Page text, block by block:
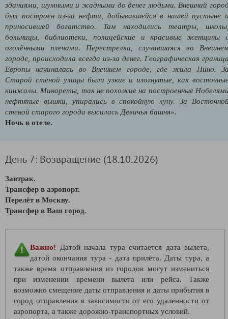
зданиями, шумными и жадными до денег людьми. Внешний
был построен из-за нефти, добывавшейся в нашей пустыне
приносившей богатство. Там находились театры,
больницы, библиотеки, полицейские и красивые женщины
оголёнными плечами. Перестрелка, случавшаяся во
городе, происходила всегда из-за денег. Географическая
Европы начиналась во Внешнем городе, где жила Нино.
Старой стеной улицы были узкие и изогнутые, как
кинжалы. Минареты, так не похожие на построенные
нефтяные вышки, упирались в спокойную луну. За
стеной старого города высилась Девичья башня».
Ночь в отеле.
День 7: Возвращение (18.10.2026)
Завтрак.
Трансфер в аэропорт.
Перелёт в Москву.
Трансфер в Ваш город.
Важно! Датой начала тура считается дата вылета,
датой окончания тура - дата прилёта. Даты тура, а
также время отправления из городов могут измениться
при изменении времени вылета или рейса. Также
возможно смещение даты отправления и даты прибытия в
город отправления в зависимости от его удаленности от
аэропорта, а также дорожно-транспортных условий.